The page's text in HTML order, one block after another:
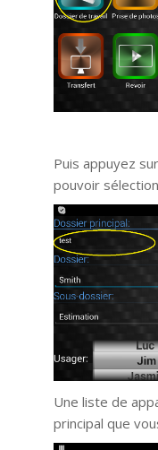
Puis appuyez
pouvoir
Une liste de
principal que